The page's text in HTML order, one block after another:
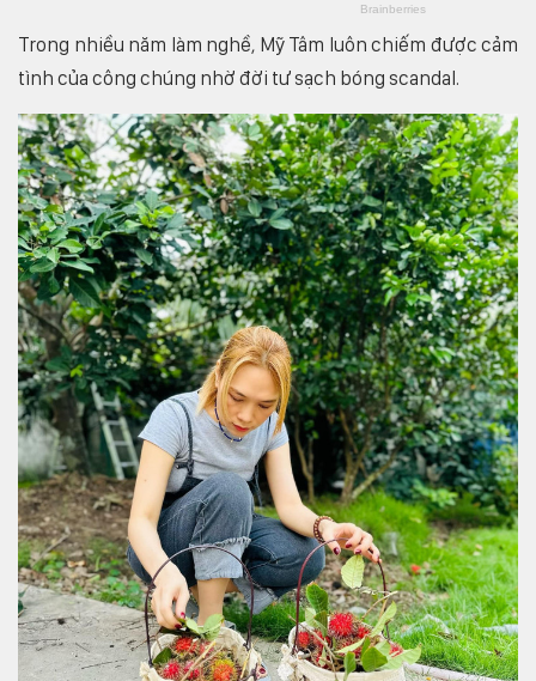
Trong nhiều năm làm nghề, Mỹ Tâm luôn chiếm được cảm
tình của công chúng nhờ đời tư sạch bóng scandal.